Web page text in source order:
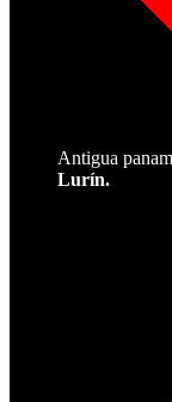
Antigua
Lurín.